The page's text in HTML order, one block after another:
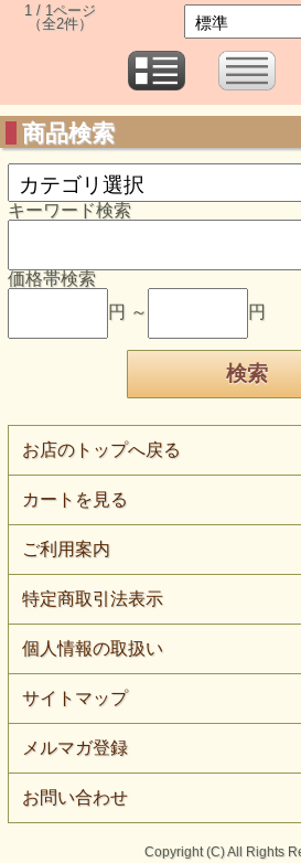
1 / 1ページ
（全2件）
商品検索
キーワード検索
価格帯検索
円 ～
円
お店のトップへ戻る
カートを見る
ご利用案内
特定商取引法表示
個人情報の取扱い
サイトマップ
メルマガ登録
お問い合わせ
Copyright (C) All Rights